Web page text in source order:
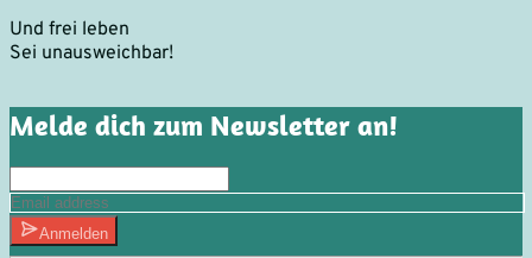
Und frei leben
Sei unausweichbar!
Melde dich zum Newsletter an!
Anmelden